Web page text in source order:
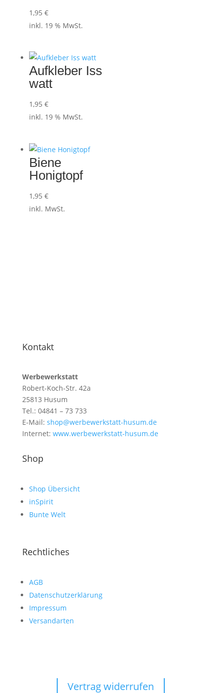
1,95 €
inkl. 19 % MwSt.
Aufkleber Iss
watt
1,95 €
inkl. 19 % MwSt.
Biene
Honigtopf
1,95 €
inkl. MwSt.
Kontakt
Werbewerkstatt
Robert-Koch-Str. 42a
25813 Husum
Tel.: 04841 – 73 733
E-Mail: shop@werbewerkstatt-husum.de
Internet: www.werbewerkstatt-husum.de
Shop
Shop Übersicht
inSpirit
Bunte Welt
Rechtliches
AGB
Datenschutzerklärung
Impressum
Versandarten
Vertrag widerrufen